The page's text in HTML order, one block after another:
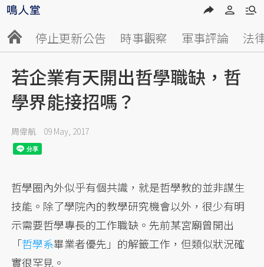
停止更新公告 時事觀察 軍事評論 法
若企業有天開出哲學職缺，哲
學界能接招嗎？
周偉航 09 May, 2017
哲學圈內外似乎有個共識，就是哲學教的並非謀生
技能。除了學院內的教學研究機會以外，很少有明
示需要哲學專長的工作職缺。先前某宮廟曾開出
「哲學系畢業者優先」的解籤工作，但類似狀況確
實很罕見。